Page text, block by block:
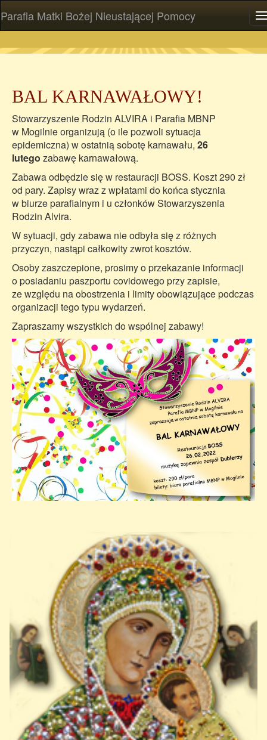
Parafia Matki Bożej Nieustającej Pomocy
BAL KARNAWAŁOWY!
Stowarzyszenie Rodzin ALVIRA i Parafia MBNP
w Mogilnie organizują (o ile pozwoli sytuacja
epidemiczna) w ostatnią sobotę karnawału, 26
lutego zabawę karnawałową.
Zabawa odbędzie się w restauracji BOSS. Koszt 290 zł
od pary. Zapisy wraz z wpłatami do końca stycznia
w biurze parafialnym i u członków Stowarzyszenia
Rodzin Alvira.
W sytuacji, gdy zabawa nie odbyła się z różnych
przyczyn, nastąpi całkowity zwrot kosztów.
Osoby zaszczepione, prosimy o przekazanie informacji
o posiadaniu paszportu covidowego przy zapisie,
ze względu na obostrzenia i limity obowiązujące podczas
organizacji tego typu wydarzeń.
Zapraszamy wszystkich do wspólnej zabawy!